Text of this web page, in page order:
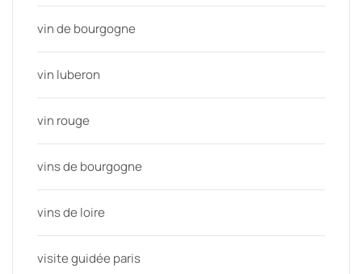
vin de bourgogne
vin luberon
vin rouge
vins de bourgogne
vins de loire
visite guidée paris